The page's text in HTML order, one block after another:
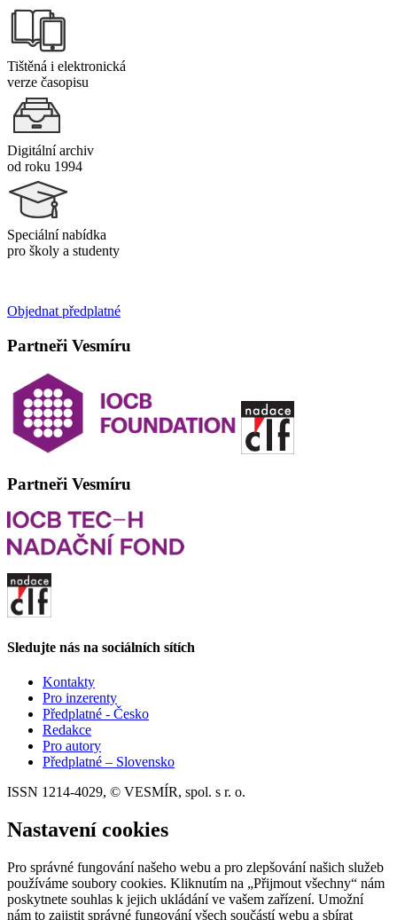
Tištěná i elektronická
verze časopisu
Digitální archiv
od roku 1994
Speciální nabídka
pro školy a studenty
Objednat předplatné
Partneři Vesmíru
Partneři Vesmíru
Sledujte nás na sociálních sítích
Kontakty
Pro inzerenty
Předplatné - Česko
Redakce
Pro autory
Předplatné – Slovensko
ISSN 1214-4029, © VESMÍR, spol. s r. o.
Nastavení cookies
Pro správné fungování našeho webu a pro zlepšování našich služeb
používáme soubory cookies. Kliknutím na „Přijmout všechny“ nám
poskytnete souhlas k jejich ukládání ve vašem zařízení. Umožní
nám to zajistit správné fungování všech součástí webu a sbírat